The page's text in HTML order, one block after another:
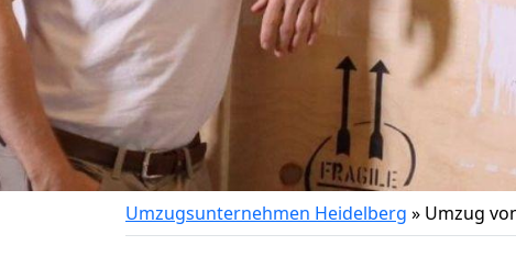
Umzugsunternehmen Heidelberg » Umzug